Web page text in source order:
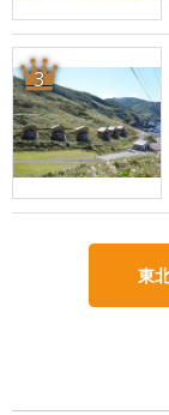
3
東